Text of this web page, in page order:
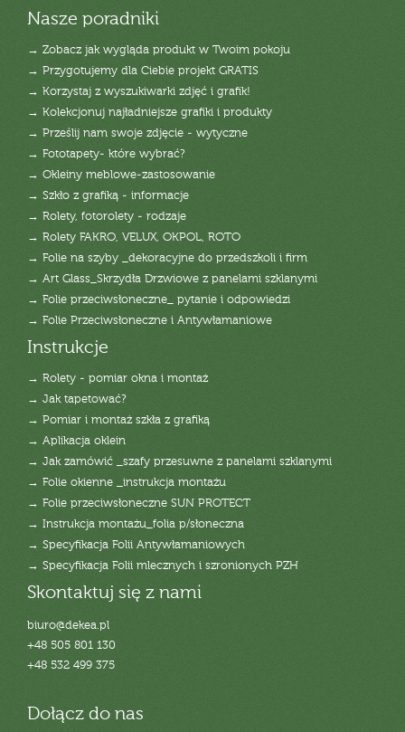
Nasze poradniki
→ Zobacz jak wygląda produkt w Twoim pokoju
→ Przygotujemy dla Ciebie projekt GRATIS
→ Korzystaj z wyszukiwarki zdjęć i grafik!
→ Kolekcjonuj najładniejsze grafiki i produkty
→ Prześlij nam swoje zdjęcie - wytyczne
→ Fototapety- które wybrać?
→ Okleiny meblowe-zastosowanie
→ Szkło z grafiką - informacje
→ Rolety, fotorolety - rodzaje
→ Rolety FAKRO, VELUX, OKPOL, ROTO
→ Folie na szyby _dekoracyjne do przedszkoli i firm
→ Art Glass_Skrzydła Drzwiowe z panelami szklanymi
→ Folie przeciwsłoneczne_ pytanie i odpowiedzi
→ Folie Przeciwsłoneczne i Antywłamaniowe
Instrukcje
→ Rolety - pomiar okna i montaż
→ Jak tapetować?
→ Pomiar i montaż szkła z grafiką
→ Aplikacja oklein
→ Jak zamówić _szafy przesuwne z panelami szklanymi
→ Folie okienne _instrukcja montażu
→ Folie przeciwsłoneczne SUN PROTECT
→ Instrukcja montażu_folia p/słoneczna
→ Specyfikacja Folii Antywłamaniowych
→ Specyfikacja Folii mlecznych i szronionych PZH
Skontaktuj się z nami
biuro@dekea.pl
+48 505 801 130
+48 532 499 375
Dołącz do nas